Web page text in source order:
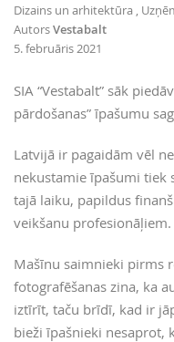
Dizains un arhitektūra
AutorsVestabalt
5. februāris 2021
SIA “Vestabalt” sāk
pārdošanas” īpašumu
Latvijā ir pagaidām vēl
nekustamie īpašumi tiek
tajā laiku, papildus
veikšanu profesionāļiem.
Mašīnu saimnieki pirms
fotografēšanas zina, ka
iztīrīt, taču brīdī, kad ir
bieži īpašnieki nesaprot,